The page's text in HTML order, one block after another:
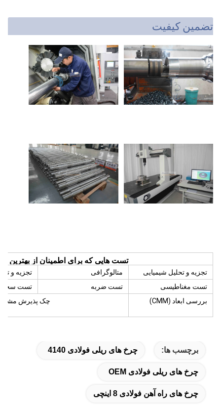
تضمین کیفیت
تست هایی که برای اطمینان از بهترین
تجزیه و تحلیل شیمیایی متالوگرافی
تجزیه و
تست مغناطیسی
تست ضربه
تست
بررسی ابعاد (CMM)
چک پذیرش
برچسب ها: چرخ های ریلی فولادی 4140
چرخ های ریلی فولادی OEM
چرخ های راه آهن فولادی 8 اینچی